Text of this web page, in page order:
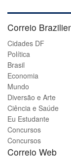
Correio
Cidades DF
Política
Brasil
Economia
Mundo
Diversão e Arte
Ciência e Saúde
Eu Estudante
Concursos
Concursos
Correio Web